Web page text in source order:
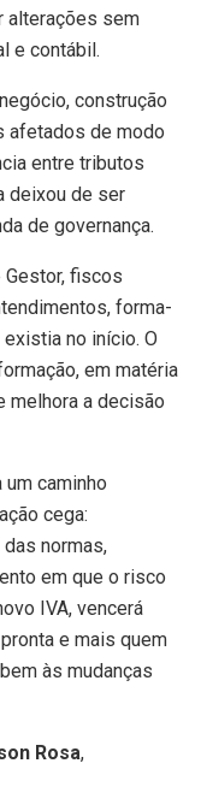
alterações sem
e contábil.
construção
afetados de modo
entre tributos
deixou de ser
de governança.
Gestor, fiscos
forma-
no início. O
em matéria
melhora a decisão
caminho
cega:
normas,
em que o risco
IVA, vencerá
e mais quem
às mudanças
Rosa,